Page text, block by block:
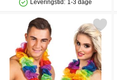
Produkttilgængelighed: På lager
Leveringstid: 1-3 dage
Markér hawaiikrans